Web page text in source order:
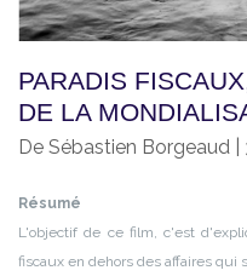
PARADIS
DE LA
De Sébastien Borgeaud |
Résumé
L'objectif de ce film, c'est
fiscaux en dehors des affaires